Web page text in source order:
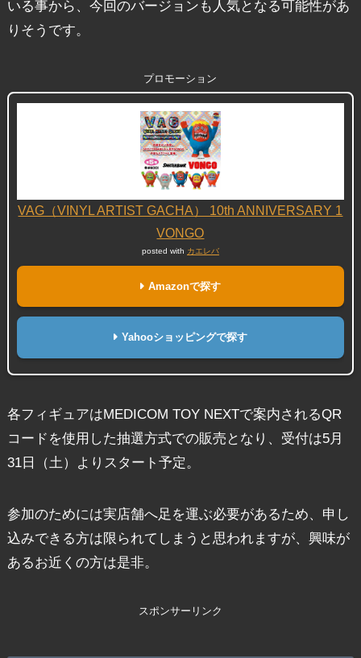
いる事から、今回のバージョンも人気となる可能性があ
りそうです。
プロモーション
VAG（VINYL ARTIST GACHA） 10th ANNIVERSARY 1
VONGO
posted with カエレバ
Amazonで探す
Yahooショッピングで探す
各フィギュアはMEDICOM TOY NEXTで案内されるQR
コードを使用した抽選方式での販売となり、受付は5月
31日（土）よりスタート予定。
参加のためには実店舗へ足を運ぶ必要があるため、申し
込みできる方は限られてしまうと思われますが、興味が
あるお近くの方は是非。
スポンサーリンク